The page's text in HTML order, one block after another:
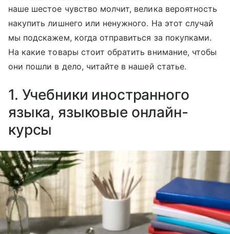
наше шестое чувство молчит, велика вероятность
накупить лишнего или ненужного. На этот случай
мы подскажем, когда отправиться за покупками.
На какие товары стоит обратить внимание, чтобы
они пошли в дело, читайте в нашей статье.
1. Учебники иностранного
языка, языковые онлайн-
курсы